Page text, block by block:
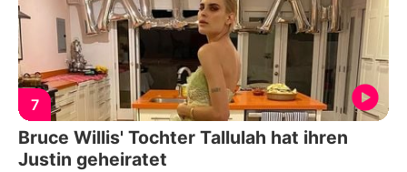
7
Bruce Willis' Tochter Tallulah hat ihren
Justin geheiratet